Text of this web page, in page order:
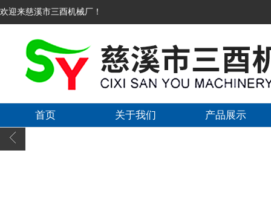
欢迎来慈溪市三酉机械厂！
首页 关于我们 产品展示